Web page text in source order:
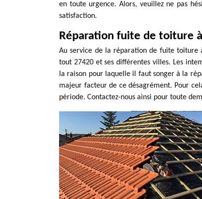
en toute urgence. Alors, veuillez ne pas
satisfaction.
Réparation fuite de toiture
Au service de la réparation de fuite toiture
tout 27420 et ses différentes villes. Les
la raison pour laquelle il faut songer à la
majeur facteur de ce désagrément. Pour
période. Contactez-nous ainsi pour toute